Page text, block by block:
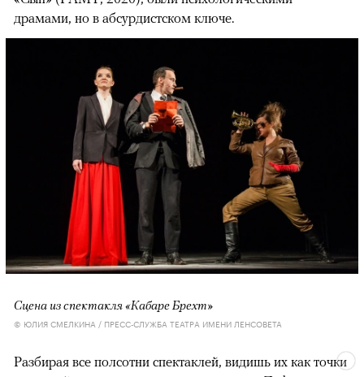
драмами, но в абсурдистском ключе.
Сцена из спектакля «Кабаре Брехт»
© ЮЛИЯ СМЕЛКИНА / ПРЕСС-СЛУЖБА ТЕАТРА ИМЕНИ ЛЕНСОВЕТА
Разбирая все полсотни спектаклей, видишь их как точки